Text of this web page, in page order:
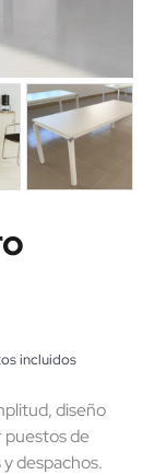
incluidos
diseño
puestos de
despachos.